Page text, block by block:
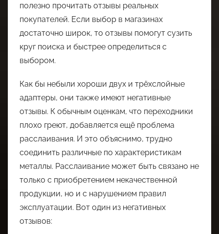
полезно прочитать отзывы реальных
покупателей. Если выбор в магазинах
достаточно широк, то отзывы помогут сузить
круг поиска и быстрее определиться с
выбором.
Как бы небыли хороши двух и трёхслойные
адаптеры, они также имеют негативные
отзывы. К обычным оценкам, что переходники
плохо греют, добавляется ещё проблема
расслаивания. И это объяснимо, трудно
соединить различные по характеристикам
металлы. Расслаивание может быть связано не
только с приобретением некачественной
продукции, но и с нарушением правил
эксплуатации. Вот один из негативных
отзывов: